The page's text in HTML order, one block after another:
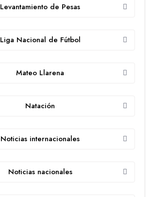
Levantamiento de Pesas
Liga Nacional de Fútbol
Mateo Llarena
Natación
Noticias internacionales
Noticias nacionales